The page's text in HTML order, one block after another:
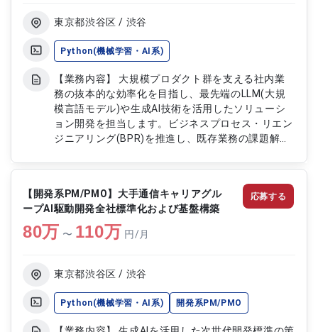
開発対応
東京都渋谷区 / 渋谷
Python(機械学習・AI系)
【業務内容】 大規模プロダクト群を支える社内業
務の抜本的な効率化を目指し、最先端のLLM(大規
模言語モデル)や生成AI技術を活用したソリューシ
ョン開発を担当します。ビジネスプロセス・リエン
ジニアリング(BPR)を推進し、既存業務の課題解決
ます。生成AIを活用した入稿業務の自動レビューシ
ステムでは、作成されたコンテンツに対してAIが自
動で品質チェック、改善提案、フィードバックを行
う機能を実装します。社内ナレッジベースからの情
報自動取得システムでは、従業員からの問い合わせ
に対してAIが社内の膨大な情報源から必要な情報を
ンを構築します。要件定義から設計、開発、テス
定・チューニング、API連携、システムアーキテク
チャ設計など、幅広い技術領域で経験を積むことが
【開発系PM/PMO】大手通信キャリアグル
ープAI駆動開発全社標準化および基盤構築
80万 〜 110万 円/月
東京都渋谷区 / 渋谷
Python(機械学習・AI系) 開発系PM/PMO
応募する